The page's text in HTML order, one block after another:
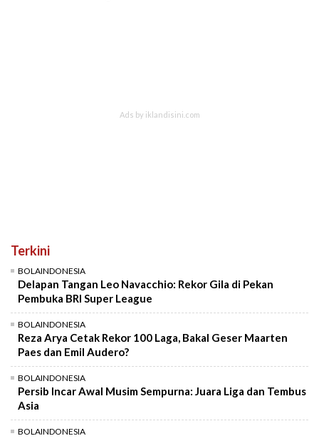
Terkini
BOLAINDONESIA
Delapan Tangan Leo Navacchio: Rekor Gila di Pekan
Pembuka BRI Super League
BOLAINDONESIA
Reza Arya Cetak Rekor 100 Laga, Bakal Geser Maarten
Paes dan Emil Audero?
BOLAINDONESIA
Persib Incar Awal Musim Sempurna: Juara Liga dan Tembus
Asia
BOLAINDONESIA